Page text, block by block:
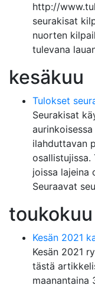
http://
seurakisat
nuorten
tulevana
kesäkuu
Tulokset
Seurakisat
ilahduttavan
osallistujissa.
joissa lajeina
Seuraavat
toukokuu
Kesän 2021
Kesän 2021
tästä
maanantaina